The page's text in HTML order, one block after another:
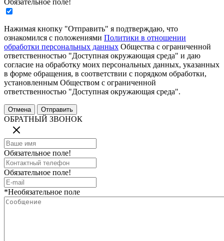
Обязательное поле!
Нажимая кнопку "Отправить" я подтверждаю, что
ознакомился с положениями Политики в отношении
обработки персональных данных Общества с ограниченной
ответственностью "Доступная окружающая среда" и даю
согласие на обработку моих персональных данных, указанных
в форме обращения, в соответствии с порядком обработки,
установленным Обществом с ограниченной
ответственностью "Доступная окружающая среда".
ОБРАТНЫЙ ЗВОНОК
Обязательное поле!
Обязательное поле!
*Необязательное поле